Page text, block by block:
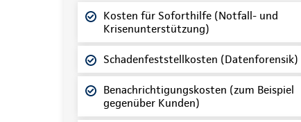
Kosten für Soforthilfe (Notfall- und
Krisenunterstützung)
Schadenfeststellkosten (Datenforensik)
Benachrichtigungskosten (zum Beispiel
gegenüber Kunden)